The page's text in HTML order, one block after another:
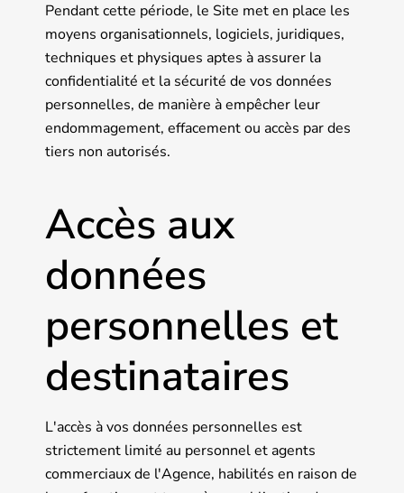
Pendant cette période, le Site met en place les
moyens organisationnels, logiciels, juridiques,
techniques et physiques aptes à assurer la
confidentialité et la sécurité de vos données
personnelles, de manière à empêcher leur
endommagement, effacement ou accès par des
tiers non autorisés.
Accès aux
données
personnelles et
destinataires
L'accès à vos données personnelles est
strictement limité au personnel et agents
commerciaux de l'Agence, habilités en raison de